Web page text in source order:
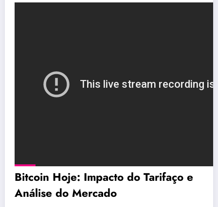
Bitcoin Hoje: Impacto do Tarifaço e
Análise do Mercado